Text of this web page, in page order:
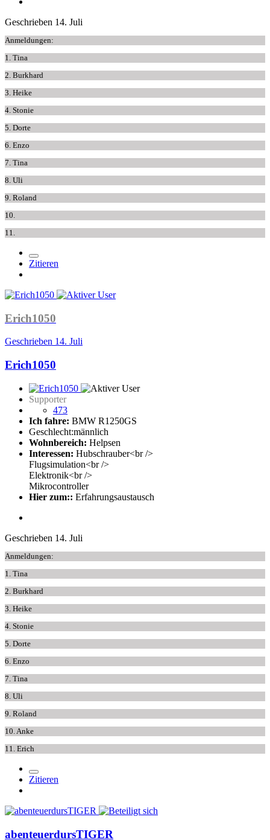
Geschrieben 14. Juli
Anmeldungen:
1. Tina
2. Burkhard
3. Heike
4. Stonie
5. Dorte
6. Enzo
7. Tina
8. Uli
9. Roland
10.
11.
Zitieren
Erich1050
Geschrieben 14. Juli
Erich1050
Supporter
473
Ich fahre: BMW R1250GS
Geschlecht:männlich
Wohnbereich: Helpsen
Interessen: Hubschrauber<br />
Flugsimulation<br />
Elektronik<br />
Mikrocontroller
Hier zum:: Erfahrungsaustausch
Geschrieben 14. Juli
Anmeldungen:
1. Tina
2. Burkhard
3. Heike
4. Stonie
5. Dorte
6. Enzo
7. Tina
8. Uli
9. Roland
10. Anke
11. Erich
Zitieren
abenteuerdursTIGER